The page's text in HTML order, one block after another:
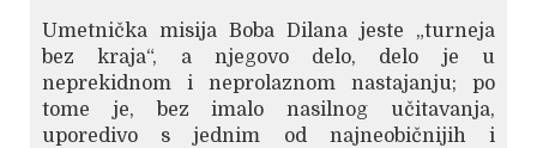
Umetnička misija Boba Dilana jeste „turneja
bez kraja“, a njegovo delo, delo je u
neprekidnom i neprolaznom nastajanju; po
tome je, bez imalo nasilnog učitavanja,
uporedivo s jednim od najneobičnijih i